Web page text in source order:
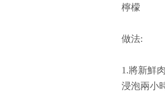
檸檬
做法:
1.將新鮮
浸泡兩小